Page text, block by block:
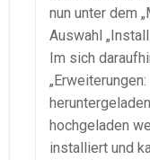
nun unter dem
Auswahl
Im sich
hochgeladen
installiert und